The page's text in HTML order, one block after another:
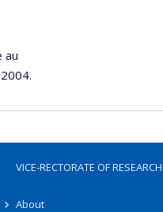
au
VICE-RECTORATE OF RESEARCH
About